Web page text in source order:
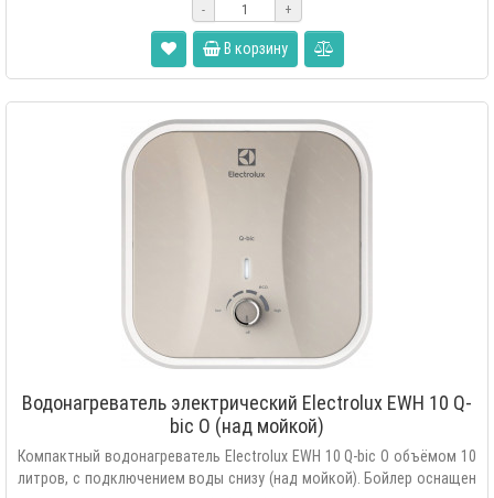
- +
В корзину
Водонагреватель электрический Electrolux EWH 10 Q-
bic O (над мойкой)
Компактный водонагреватель Electrolux EWH 10 Q-bic O объёмом 10
литров, с подключением воды снизу (над мойкой). Бойлер оснащен